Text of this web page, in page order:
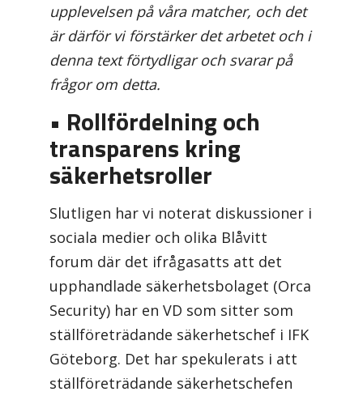
upplevelsen på våra matcher, och det
är därför vi förstärker det arbetet och i
denna text förtydligar och svarar på
frågor om detta.
• Rollfördelning och
transparens kring
säkerhetsroller
Slutligen har vi noterat diskussioner i
sociala medier och olika Blåvitt
forum där det ifrågasatts att det
upphandlade säkerhetsbolaget (Orca
Security) har en VD som sitter som
ställföreträdande säkerhetschef i IFK
Göteborg. Det har spekulerats i att
ställföreträdande säkerhetschefen